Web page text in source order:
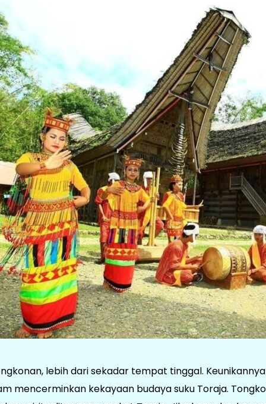
lebih dari sekadar tempat tinggal.
mencerminkan kekayaan budaya suku Toraja.